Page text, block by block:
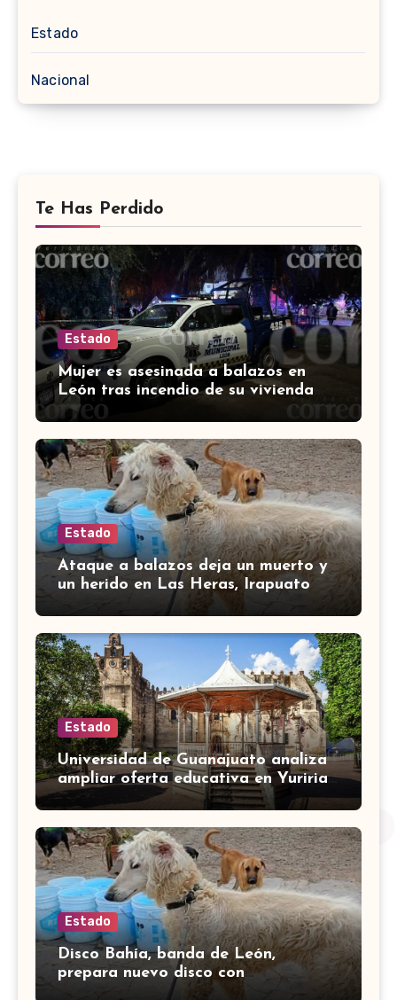
Estado
Nacional
Te Has Perdido
Estado
Mujer es asesinada a balazos en
León tras incendio de su vivienda
con bombas molotov
Estado
Ataque a balazos deja un muerto y
un herido en Las Heras, Irapuato
Estado
Universidad de Guanajuato analiza
ampliar oferta educativa en Yuriria
para cubrir demandas de la zona sur
Estado
Disco Bahía, banda de León,
prepara nuevo disco con
colaboración de Little Jesus